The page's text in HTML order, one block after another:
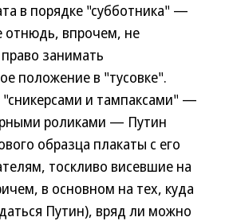
в порядке "субботника" —
отнюдь, впрочем, не
занимать
положение в "тусовке".
и тампаксами" —
роликами — Путин
образца плакаты с его
тоскливо висевшие на
в основном на тех, куда
Путин), вряд ли можно